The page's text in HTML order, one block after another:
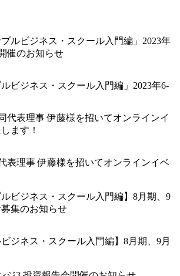
ルビジネス・スクール入門編」2023年6-
表理事 伊藤様を招いてオンラインイベ
ジネス・スクール入門編】8月期、9月